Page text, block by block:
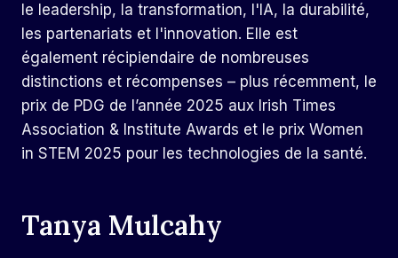
le leadership, la transformation, l'IA, la durabilité,
les partenariats et l'innovation. Elle est
également récipiendaire de nombreuses
distinctions et récompenses – plus récemment, le
prix de PDG de l’année 2025 aux Irish Times
Association & Institute Awards et le prix Women
in STEM 2025 pour les technologies de la santé.
Tanya Mulcahy